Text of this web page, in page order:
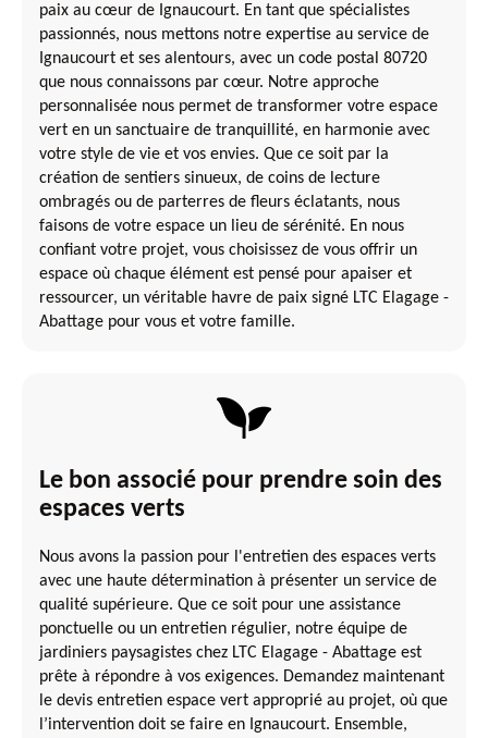
paix au cœur de Ignaucourt. En tant que spécialistes
passionnés, nous mettons notre expertise au service de
Ignaucourt et ses alentours, avec un code postal 80720
que nous connaissons par cœur. Notre approche
personnalisée nous permet de transformer votre espace
vert en un sanctuaire de tranquillité, en harmonie avec
votre style de vie et vos envies. Que ce soit par la
création de sentiers sinueux, de coins de lecture
ombragés ou de parterres de fleurs éclatants, nous
faisons de votre espace un lieu de sérénité. En nous
confiant votre projet, vous choisissez de vous offrir un
espace où chaque élément est pensé pour apaiser et
ressourcer, un véritable havre de paix signé LTC Elagage -
Abattage pour vous et votre famille.
Le bon associé pour prendre soin des
espaces verts
Nous avons la passion pour l'entretien des espaces verts
avec une haute détermination à présenter un service de
qualité supérieure. Que ce soit pour une assistance
ponctuelle ou un entretien régulier, notre équipe de
jardiniers paysagistes chez LTC Elagage - Abattage est
prête à répondre à vos exigences. Demandez maintenant
le devis entretien espace vert approprié au projet, où que
l’intervention doit se faire en Ignaucourt. Ensemble,